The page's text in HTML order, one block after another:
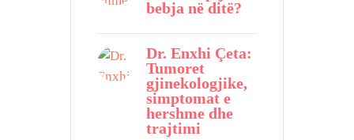
bebja në ditë?
Dr. Enxhi Çeta:
Tumoret
gjinekologjike,
simptomat e
hershme dhe
trajtimi